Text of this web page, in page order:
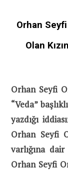
Orhan
Olan
Orhan Seyfi
“Veda”
yazdığı
Orhan Seyfi
varlığına
Orhan Seyfi